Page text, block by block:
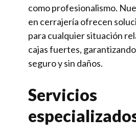
como profesionalismo.
en cerrajería ofrecen
para cualquier situación
cajas fuertes,
seguro y sin daños.
Servicios